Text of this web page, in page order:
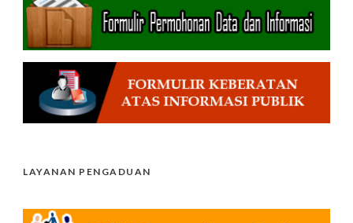
LAYANAN PENGADUAN